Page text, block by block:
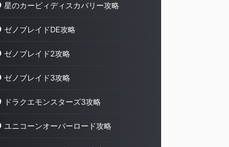
星のカービィディスカバリー攻略
ゼノブレイドDE攻略
ゼノブレイド2攻略
ゼノブレイド3攻略
ドラクエモンスターズ3攻略
ユニコーンオーバーロード攻略